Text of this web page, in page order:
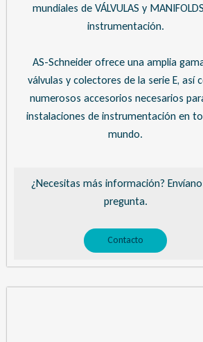
mundiales de VÁLVULAS y
instrumentación.
AS-Schneider ofrece una amplia
válvulas y colectores de la serie E, así
numerosos accesorios necesarios
instalaciones de instrumentación en
mundo.
¿Necesitas más información?
pregunta.
Contacto